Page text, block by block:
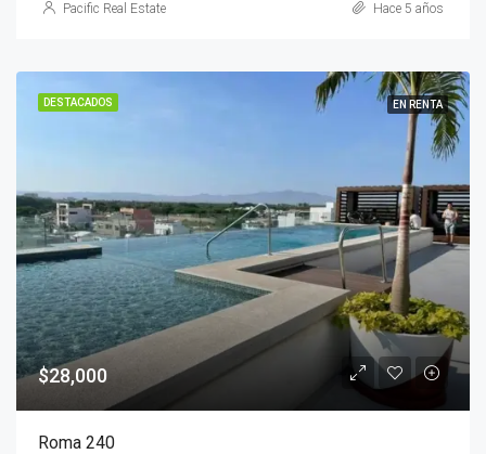
Pacific Real Estate Hace 5 años
DESTACADOS EN RENTA
$28,000
Roma 240